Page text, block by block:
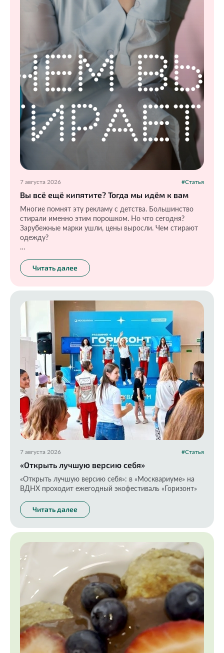
7 августа 2026 #Статья
Вы всё ещё кипятите? Тогда мы идём к вам
Многие помнят эту рекламу с детства. Большинство
стирали именно этим порошком. Но что сегодня?
Зарубежные марки ушли, цены выросли. Чем стирают
одежду?
какие из них наиболее опасны? Стоит ли верить, что
дорогие стиральные порошки творят настоящее чудо?
передаче Знак качества «Средства для стирки» на
канале ТВЦ.
https://www.tvc.ru/channel/brand/id/3105/show/episodes/
Читать далее
7 августа 2026 #Статья
«Открыть лучшую версию себя»
«Открыть лучшую версию себя»: в «Москвариуме» на
ВДНХ проходит ежегодный экофестиваль «Горизонт»
Читать далее